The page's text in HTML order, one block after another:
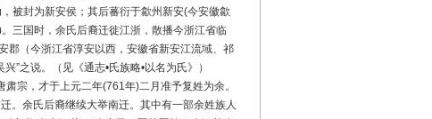
被封为新安侯；其后蕃衍于歙州新安(今安徽歙
三国时，余氏后裔迁徙江浙，散播今浙江省临
郡（今浙江省淳安以西，安徽省新安江流域、祁
”之说。（见《通志•氏族略•以名为氏》）
宗，才于上元二年(761年)二月准予复姓为余。
。余氏后裔继续大举南迁。其中有一部余姓族人